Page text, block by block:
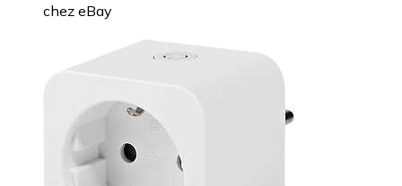
chez eBay